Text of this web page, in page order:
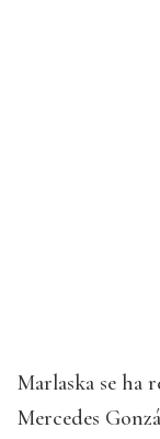
Marlaska se ha
Mercedes